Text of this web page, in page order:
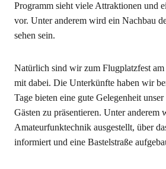
Programm sieht viele Attraktionen und
vor. Unter anderem wird ein Nachbau
sehen sein.
Natürlich sind wir zum Flugplatzfest
mit dabei. Die Unterkünfte haben wir
Tage bieten eine gute Gelegenheit
Gästen zu präsentieren. Unter anderem
Amateurfunktechnik ausgestellt, über
informiert und eine Bastelstraße